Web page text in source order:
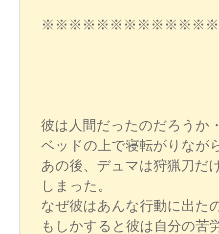
彼は人間だったのだろうか
ベッドの上で寝転がりなが
あの後、デュマは狩猟刀だ
しまった。
なぜ彼はあんな行動に出た
もしかすると彼は自分の苦